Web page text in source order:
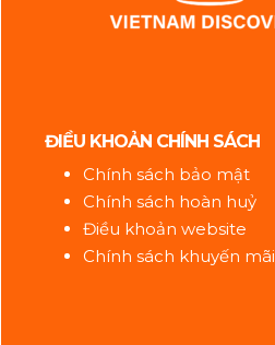
ĐIỀU KHOẢN CHÍNH SÁCH
Chính sách bảo mật
Chính sách hoàn huỷ
Điều khoản website
Chính sách khuyến mãi